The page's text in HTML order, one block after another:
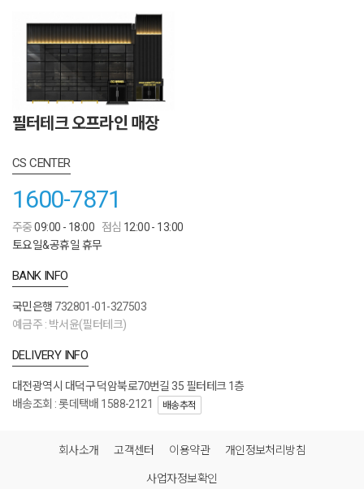
필터테크 오프라인 매장
CS CENTER
1600-7871
주중09:00 - 18:00 점심 12:00 - 13:00
토요일&공휴일 휴무
BANK INFO
국민은행 732801-01-327503
예금주 : 박서윤(필터테크)
DELIVERY INFO
대전광역시 대덕구 덕암북로70번길 35 필터테크 1층
배송조회 : 롯데택배 1588-2121
배송추적
회사소개 고객센터 이용약관 개인정보처리방침
사업자정보확인